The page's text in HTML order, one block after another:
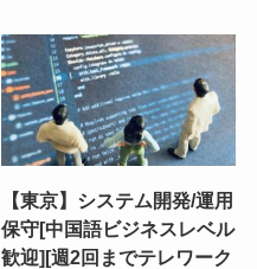
【東京】システム開発/運用
保守[中国語ビジネスレベル
歓迎][週2回までテレワーク